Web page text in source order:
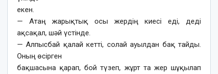
екен.
— Атаң жарықтық осы жердің киесі еді, деді
ақсақал, шәй үстінде.
— Алпысбай қалай кетті, солай ауылдан бақ тайды.
Оның өсірген
бақшасына қарап, бой түзеп, жұрт та жер шұқылап